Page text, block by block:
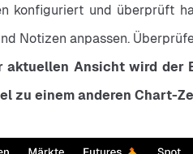
konfiguriert und überprüft
Notizen anpassen.
Ansicht wird der
zu einem anderen Chart-